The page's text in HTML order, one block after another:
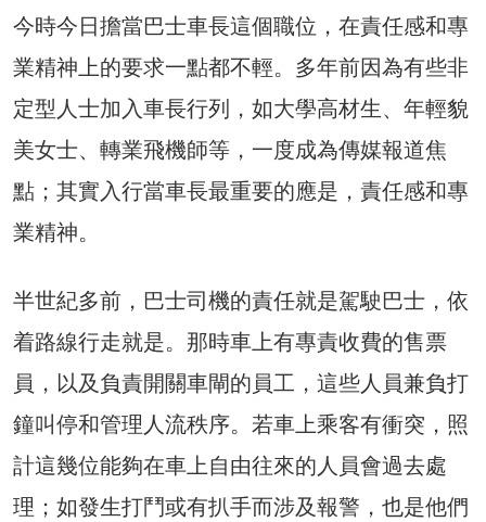
今時今日擔當巴士車長這個職位，在責任感和專
業精神上的要求一點都不輕。多年前因為有些非
定型人士加入車長行列，如大學高材生、年輕貌
美女士、轉業飛機師等，一度成為傳媒報道焦
點；其實入行當車長最重要的應是，責任感和專
業精神。
半世紀多前，巴士司機的責任就是駕駛巴士，依
着路線行走就是。那時車上有專責收費的售票
員，以及負責開關車閘的員工，這些人員兼負打
鐘叫停和管理人流秩序。若車上乘客有衝突，照
計這幾位能夠在車上自由往來的人員會過去處
理；如發生打鬥或有扒手而涉及報警，也是他們